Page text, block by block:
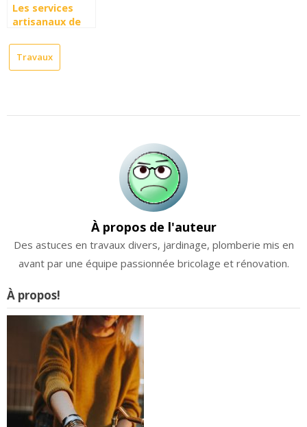
Les services
artisanaux de
Bezons : une
solution locale
Travaux
À propos de l'auteur
Des astuces en travaux divers, jardinage, plomberie mis en
avant par une équipe passionnée bricolage et rénovation.
À propos!